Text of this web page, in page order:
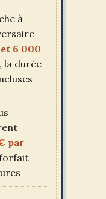
à
6 000
la durée
par